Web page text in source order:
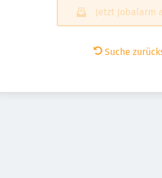
Jetzt Jobalarm
Suche